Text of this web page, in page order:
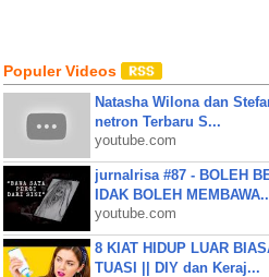
Populer Videos
Natasha Wilona dan
netron Terbaru S...
youtube.com
jurnalrisa #87 - BOLEH
IDAK BOLEH
youtube.com
8 KIAT HIDUP LUAR
TUASI || DIY dan Keraj...